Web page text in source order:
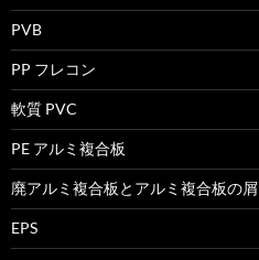
PVB
PP フレコン
軟質 PVC
PE アルミ複合板
廃アルミ複合板とアルミ複合板の屑
EPS